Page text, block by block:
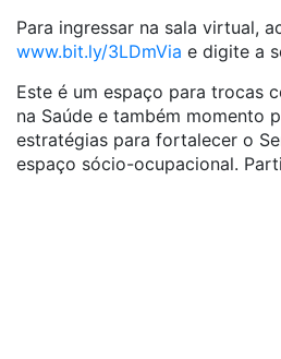
Para ingressar na sala virtual,
www.bit.ly/3LDmVia e digite a
Este é um espaço para trocas
na Saúde e também momento
estratégias para fortalecer o
espaço sócio-ocupacional.